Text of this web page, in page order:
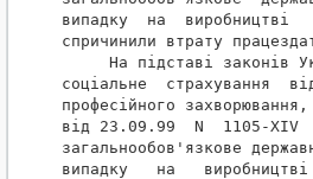
випадку  на  виробництві
спричинили втрату
На підставі законів
соціальне  страхування
професійного
від 23.09.99  N  1105-XIV
загальнообов'язкове
випадку   на